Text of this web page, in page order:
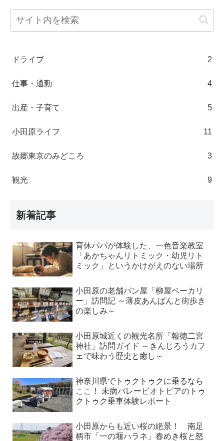
ドライブ 2
仕事・通勤 4
出産・子育て 5
小田原ライフ 11
故郷東京のみどころ 3
観光 9
新着記事
育休パパが体験した、一色音楽教室
「あかちゃんリトミック・幼児リト
ミック」というかけがえのない場所
小田原の老舗パン屋「柳屋ベーカリ
ー」訪問記 ～薄皮あんぱんと街歩き
の楽しみ～
小田原城近くの観光名所「報徳二宮
神社」訪問ガイド ～きんじろうカフ
ェで味わう歴史と癒し～
神奈川県でトゥクトゥクに乗るなら
ここ！ 未病バレービオトピアのトゥ
クトゥク乗車体験レポート
小田原からも近い桜の絶景！ 南足
柄市「一の堰ハラネ」春めき桜と怒